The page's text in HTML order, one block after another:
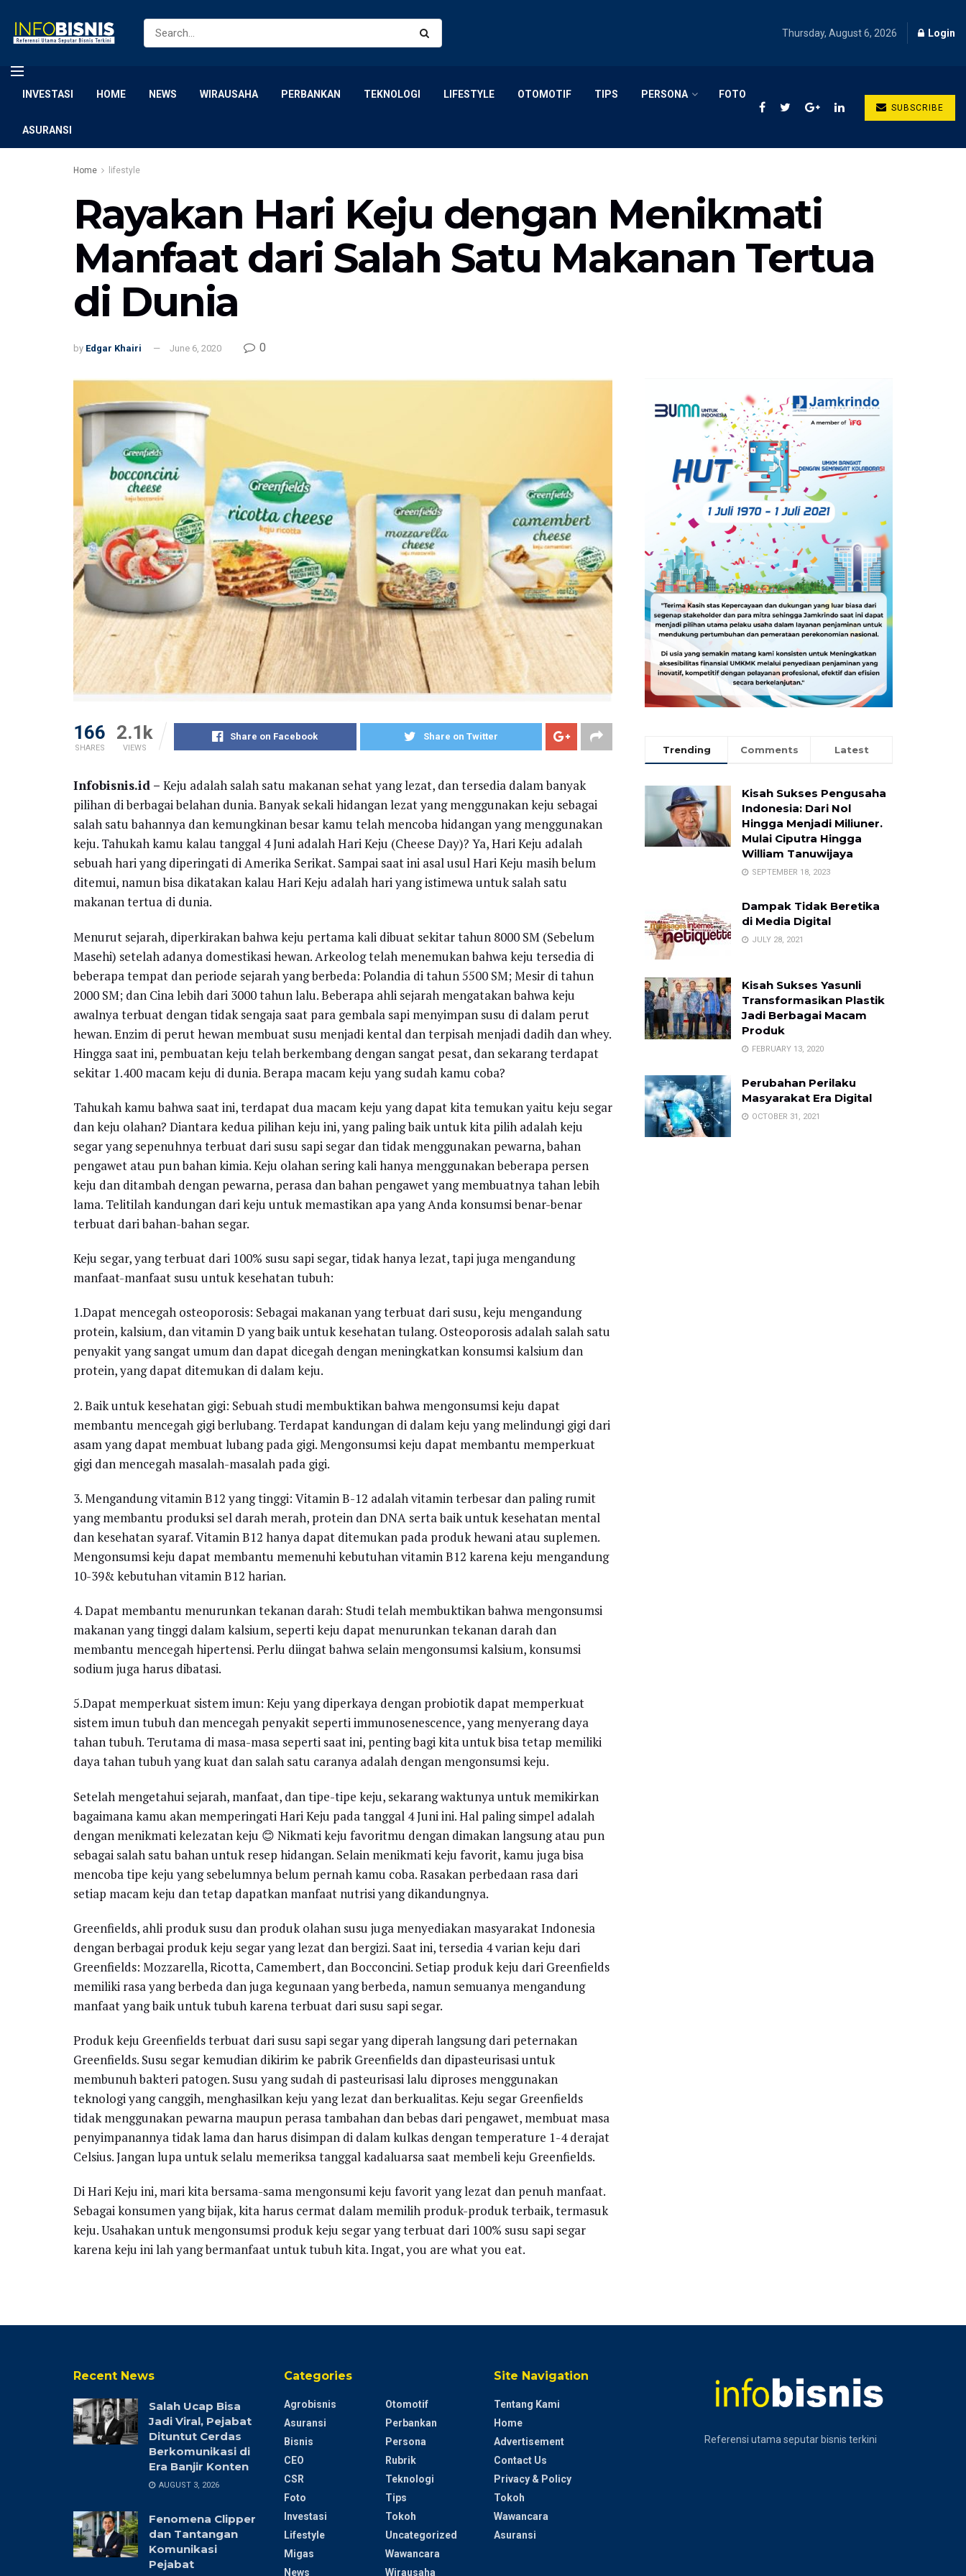
Thursday, August 6, 2026 Login
INVESTASI HOME NEWS WIRAUSAHA PERBANKAN TEKNOLOGI LIFESTYLE OTOMOTIF TIPS PERSONA FOTO
ASURANSI
SUBSCRIBE
Home lifestyle
Rayakan Hari Keju dengan Menikmati
Manfaat dari Salah Satu Makanan Tertua
di Dunia
by Edgar Khairi June 6, 2020 0
166
SHARES
2.1k
VIEWS
Share on Facebook Share on Twitter
Infobisnis.id – Keju adalah salah satu makanan sehat yang lezat, dan tersedia dalam banyak
pilihan di berbagai belahan dunia. Banyak sekali hidangan lezat yang menggunakan keju sebagai
salah satu bahannya dan kemungkinan besar kamu telah mencoba hidangan yang menggunakan
keju. Tahukah kamu kalau tanggal 4 Juni adalah Hari Keju (Cheese Day)? Ya, Hari Keju adalah
sebuah hari yang diperingati di Amerika Serikat. Sampai saat ini asal usul Hari Keju masih belum
ditemui, namun bisa dikatakan kalau Hari Keju adalah hari yang istimewa untuk salah satu
makanan tertua di dunia.
Menurut sejarah, diperkirakan bahwa keju pertama kali dibuat sekitar tahun 8000 SM (Sebelum
Masehi) setelah adanya domestikasi hewan. Arkeolog telah menemukan bahwa keju tersedia di
beberapa tempat dan periode sejarah yang berbeda: Polandia di tahun 5500 SM; Mesir di tahun
2000 SM; dan Cina lebih dari 3000 tahun lalu. Beberapa ahli sejarah mengatakan bahwa keju
awalnya terbuat dengan tidak sengaja saat para gembala sapi menyimpan susu di dalam perut
hewan. Enzim di perut hewan membuat susu menjadi kental dan terpisah menjadi dadih dan whey.
Hingga saat ini, pembuatan keju telah berkembang dengan sangat pesat, dan sekarang terdapat
sekitar 1.400 macam keju di dunia. Berapa macam keju yang sudah kamu coba?
Tahukah kamu bahwa saat ini, terdapat dua macam keju yang dapat kita temukan yaitu keju segar
dan keju olahan? Diantara kedua pilihan keju ini, yang paling baik untuk kita pilih adalah keju
segar yang sepenuhnya terbuat dari susu sapi segar dan tidak menggunakan pewarna, bahan
pengawet atau pun bahan kimia. Keju olahan sering kali hanya menggunakan beberapa persen
keju dan ditambah dengan pewarna, perasa dan bahan pengawet yang membuatnya tahan lebih
lama. Telitilah kandungan dari keju untuk memastikan apa yang Anda konsumsi benar-benar
terbuat dari bahan-bahan segar.
Keju segar, yang terbuat dari 100% susu sapi segar, tidak hanya lezat, tapi juga mengandung
manfaat-manfaat susu untuk kesehatan tubuh:
1.Dapat mencegah osteoporosis: Sebagai makanan yang terbuat dari susu, keju mengandung
protein, kalsium, dan vitamin D yang baik untuk kesehatan tulang. Osteoporosis adalah salah satu
penyakit yang sangat umum dan dapat dicegah dengan meningkatkan konsumsi kalsium dan
protein, yang dapat ditemukan di dalam keju.
2. Baik untuk kesehatan gigi: Sebuah studi membuktikan bahwa mengonsumsi keju dapat
membantu mencegah gigi berlubang. Terdapat kandungan di dalam keju yang melindungi gigi dari
asam yang dapat membuat lubang pada gigi. Mengonsumsi keju dapat membantu memperkuat
gigi dan mencegah masalah-masalah pada gigi.
3. Mengandung vitamin B12 yang tinggi: Vitamin B-12 adalah vitamin terbesar dan paling rumit
yang membantu produksi sel darah merah, protein dan DNA serta baik untuk kesehatan mental
dan kesehatan syaraf. Vitamin B12 hanya dapat ditemukan pada produk hewani atau suplemen.
Mengonsumsi keju dapat membantu memenuhi kebutuhan vitamin B12 karena keju mengandung
10-39& kebutuhan vitamin B12 harian.
4. Dapat membantu menurunkan tekanan darah: Studi telah membuktikan bahwa mengonsumsi
makanan yang tinggi dalam kalsium, seperti keju dapat menurunkan tekanan darah dan
membantu mencegah hipertensi. Perlu diingat bahwa selain mengonsumsi kalsium, konsumsi
sodium juga harus dibatasi.
5.Dapat memperkuat sistem imun: Keju yang diperkaya dengan probiotik dapat memperkuat
sistem imun tubuh dan mencegah penyakit seperti immunosenescence, yang menyerang daya
tahan tubuh. Terutama di masa-masa seperti saat ini, penting bagi kita untuk bisa tetap memiliki
daya tahan tubuh yang kuat dan salah satu caranya adalah dengan mengonsumsi keju.
Setelah mengetahui sejarah, manfaat, dan tipe-tipe keju, sekarang waktunya untuk memikirkan
bagaimana kamu akan memperingati Hari Keju pada tanggal 4 Juni ini. Hal paling simpel adalah
dengan menikmati kelezatan keju 😊 Nikmati keju favoritmu dengan dimakan langsung atau pun
sebagai salah satu bahan untuk resep hidangan. Selain menikmati keju favorit, kamu juga bisa
mencoba tipe keju yang sebelumnya belum pernah kamu coba. Rasakan perbedaan rasa dari
setiap macam keju dan tetap dapatkan manfaat nutrisi yang dikandungnya.
Greenfields, ahli produk susu dan produk olahan susu juga menyediakan masyarakat Indonesia
dengan berbagai produk keju segar yang lezat dan bergizi. Saat ini, tersedia 4 varian keju dari
Greenfields: Mozzarella, Ricotta, Camembert, dan Bocconcini. Setiap produk keju dari Greenfields
memiliki rasa yang berbeda dan juga kegunaan yang berbeda, namun semuanya mengandung
manfaat yang baik untuk tubuh karena terbuat dari susu sapi segar.
Produk keju Greenfields terbuat dari susu sapi segar yang diperah langsung dari peternakan
Greenfields. Susu segar kemudian dikirim ke pabrik Greenfields dan dipasteurisasi untuk
membunuh bakteri patogen. Susu yang sudah di pasteurisasi lalu diproses menggunakan
teknologi yang canggih, menghasilkan keju yang lezat dan berkualitas. Keju segar Greenfields
tidak menggunakan pewarna maupun perasa tambahan dan bebas dari pengawet, membuat masa
penyimpanannya tidak lama dan harus disimpan di dalam kulkas dengan temperature 1-4 derajat
Celsius. Jangan lupa untuk selalu memeriksa tanggal kadaluarsa saat membeli keju Greenfields.
Di Hari Keju ini, mari kita bersama-sama mengonsumi keju favorit yang lezat dan penuh manfaat.
Sebagai konsumen yang bijak, kita harus cermat dalam memilih produk-produk terbaik, termasuk
keju. Usahakan untuk mengonsumsi produk keju segar yang terbuat dari 100% susu sapi segar
karena keju ini lah yang bermanfaat untuk tubuh kita. Ingat, you are what you eat.
Trending Comments Latest
Kisah Sukses Pengusaha
Indonesia: Dari Nol
Hingga Menjadi Miliuner.
Mulai Ciputra Hingga
William Tanuwijaya
SEPTEMBER 18, 2023
Dampak Tidak Beretika
di Media Digital
JULY 28, 2021
Kisah Sukses Yasunli
Transformasikan Plastik
Jadi Berbagai Macam
Produk
FEBRUARY 13, 2020
Perubahan Perilaku
Masyarakat Era Digital
OCTOBER 31, 2021
Recent News
Salah Ucap Bisa
Jadi Viral, Pejabat
Dituntut Cerdas
Berkomunikasi di
Era Banjir Konten
AUGUST 3, 2026
Fenomena Clipper
dan Tantangan
Komunikasi
Pejabat
Categories
Agrobisnis
Asuransi
Bisnis
CEO
CSR
Foto
Investasi
Lifestyle
Migas
News
Otomotif
Perbankan
Persona
Rubrik
Teknologi
Tips
Tokoh
Uncategorized
Wawancara
Wirausaha
Site Navigation
Tentang Kami
Home
Advertisement
Contact Us
Privacy & Policy
Tokoh
Wawancara
Asuransi
Referensi utama seputar bisnis terkini